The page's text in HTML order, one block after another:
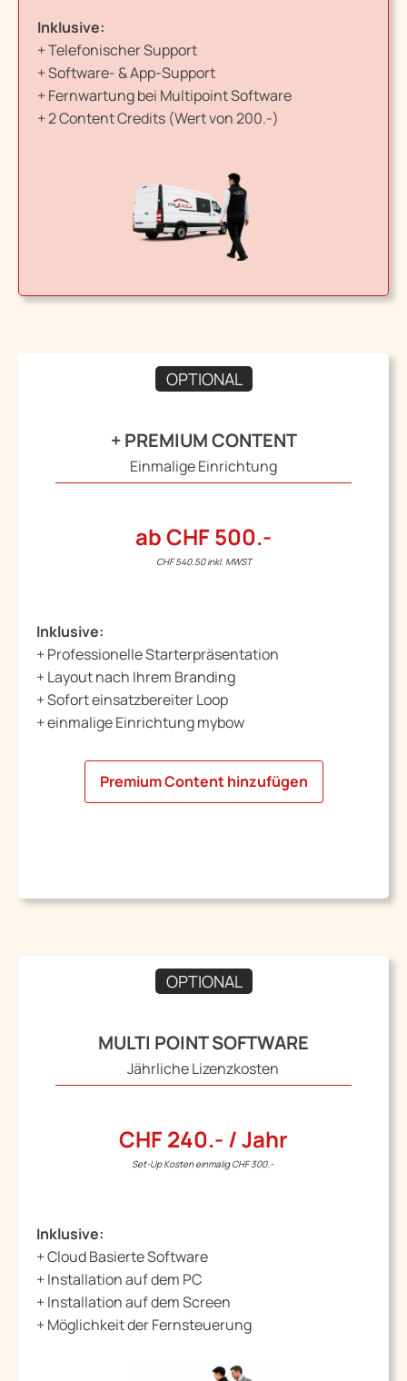
Inklusive:
+ Telefonischer Support
+ Software- & App-Support
+ Fernwartung bei Multipoint Software
+ 2 Content Credits (Wert von 200.-)
OPTIONAL
+ PREMIUM CONTENT
Einmalige Einrichtung
ab CHF 500.-
CHF 540.50 inkl. MWST
Inklusive:
+ Professionelle Starterpräsentation
+ Layout nach Ihrem Branding
+ Sofort einsatzbereiter Loop
+ einmalige Einrichtung mybow
Premium Content hinzufügen
OPTIONAL
MULTI POINT SOFTWARE
Jährliche Lizenzkosten
CHF 240.- / Jahr
Set-Up Kosten einmalig CHF 300.-
Inklusive:
+ Cloud Basierte Software
+ Installation auf dem PC
+ Installation auf dem Screen
+ Möglichkeit der Fernsteuerung